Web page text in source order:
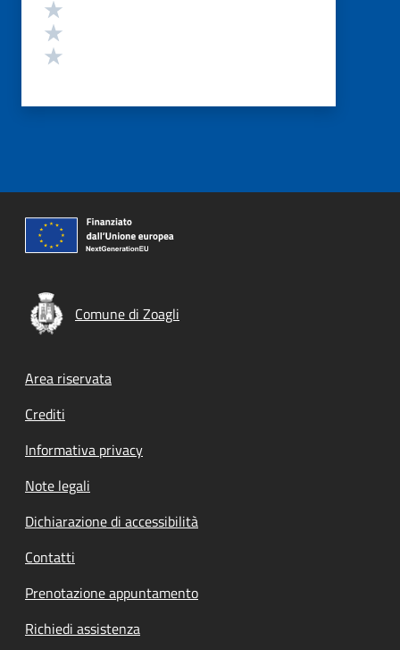
Comune di Zoagli
Footer menu
Area riservata
Crediti
Informativa privacy
Note legali
Dichiarazione di accessibilità
Contatti
Prenotazione appuntamento
Richiedi assistenza